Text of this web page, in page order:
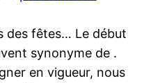
des fêtes… Le début
synonyme de .
en vigueur, nous